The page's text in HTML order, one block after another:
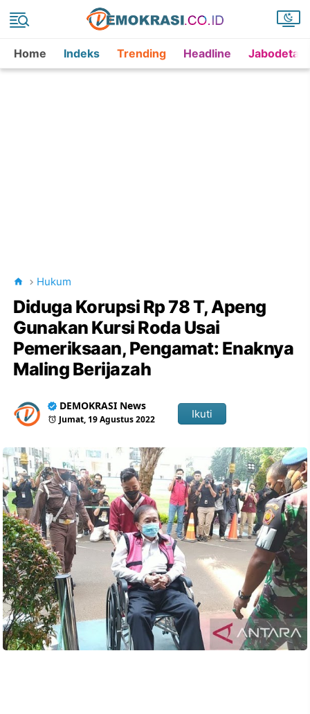
Home Indeks Trending Headline
Hukum
Diduga Korupsi Rp 78 T, Apeng
Gunakan Kursi Roda Usai
Pemeriksaan, Pengamat: Enaknya
Maling Berijazah
DEMOKRASI News
Jumat, 19 Agustus 2022 Ikuti